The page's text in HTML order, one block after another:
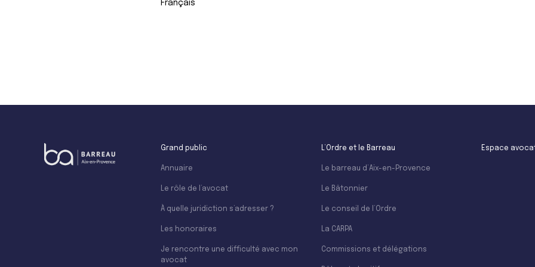
Français
Grand public
Annuaire
Le rôle de l’avocat
À quelle juridiction s’adresser ?
Les honoraires
Je rencontre une difficulté avec mon
avocat
L’Ordre et le Barreau
Le barreau d’Aix-en-Provence
Le Bâtonnier
Le conseil de l’Ordre
La CARPA
Commissions et délégations
Espace